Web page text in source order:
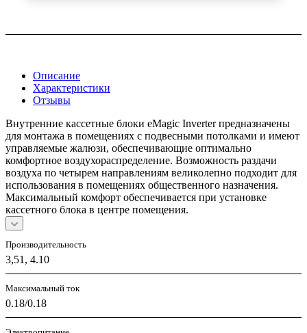
Описание
Характеристики
Отзывы
Внутренние кассетные блоки eMagic Inverter предназначены
для монтажа в помещениях с подвесными потолками и имеют
управляемые жалюзи, обеспечивающие оптимально
комфортное воздухораспределение. Возможность раздачи
воздуха по четырем направлениям великолепно подходит для
использования в помещениях общественного назначения.
Максимальный комфорт обеспечивается при установке
кассетного блока в центре помещения.
Производительность
3,51, 4.10
Максимальный ток
0.18/0.18